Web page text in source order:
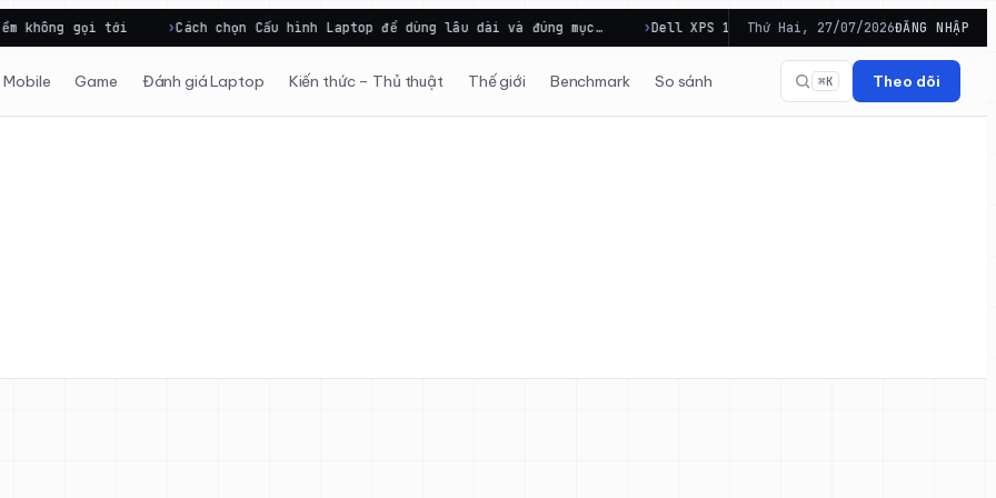
không gọi tới Cách chọn Cấu hình Laptop để dùng lâu dài và đúng mục… Dell XPS 13 2026 có đủ cân bằng cho công việc
Thứ Hai, 27/07/2026ĐĂNG NHẬP
Mobile Game Đánh giá Laptop Kiến thức – Thủ thuật Thế giới Benchmark So sánh ⌘K Theo dõi